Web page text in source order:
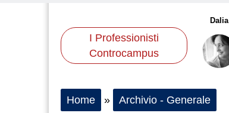
Scienze
I Professionisti
Controcampus
Dalia
Home » Archivio - Generale